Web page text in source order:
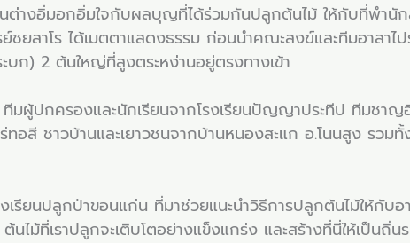
างอิ่มอกอิ่มใจกับผลบุญที่ได้ร่วมกันปลูกต้นไม้ ให้กับที่พำนั
ยสาโร ได้เมตตาแสดงธรรม ก่อนนำคณะสงฆ์และทีมอาสาไ
ก) 2 ต้นใหญ่ที่สูงตระหง่านอยู่ตรงทางเข้า
มผู้ปกครองและนักเรียนจากโรงเรียนปัญญาประทีป ทีมชาญ
สี ชาวบ้านและเยาวชนจากบ้านหนองสะแก อ.โนนสูง รวม
รียนปลูกป่าขอนแก่น ที่มาช่วยแนะนำวิธีการปลูกต้นไม้ให้กับอ
นไม้ที่เราปลูกจะเติบโตอย่างแข็งแกร่ง และสร้างที่นี่ให้เป็น